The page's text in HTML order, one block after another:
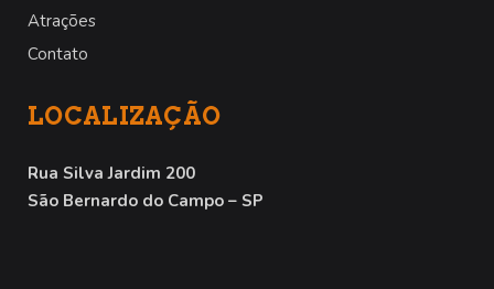
Atrações
Contato
LOCALIZAÇÃO
Rua Silva Jardim 200
São Bernardo do Campo – SP